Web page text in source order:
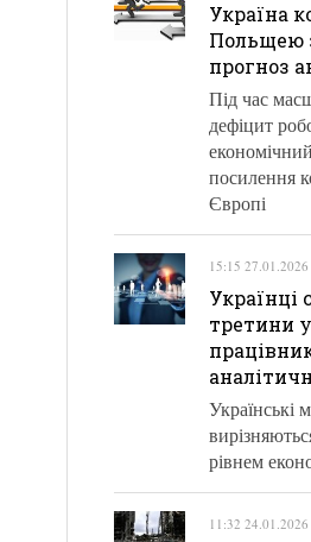
Україна
Польщею
прогноз
Під час
дефіцит
посилення
Європі
15:15 27.01.2026
Українці
третини
Українські
рівнем
11:32 24.01.2026